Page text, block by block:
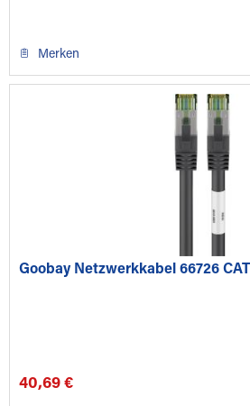
Merken
Goobay Netzwerkkabel 66726
40,69 €